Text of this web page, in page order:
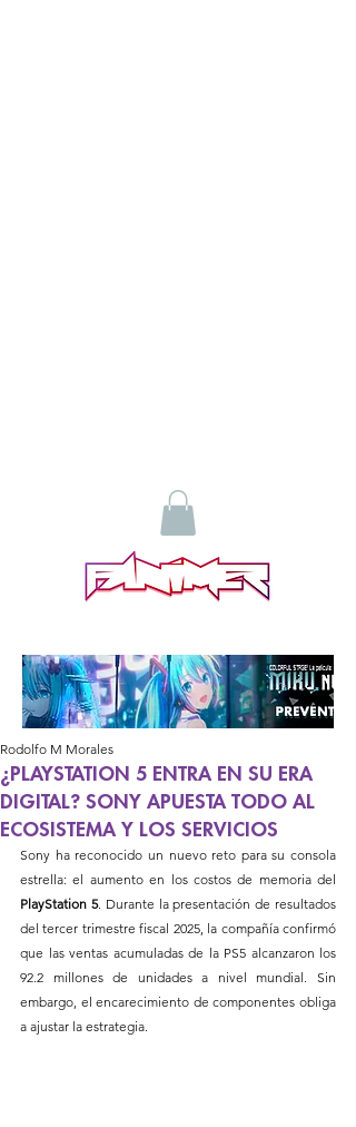
¿PLAYSTATION 5 ENTRA EN SU ERA
DIGITAL? SONY APUESTA TODO AL
ECOSISTEMA Y LOS SERVICIOS
Rodolfo M Morales
Sony ha reconocido un nuevo reto para su consola
PlayStation 5. Durante la presentación de resultados
del tercer trimestre fiscal 2025, la compañía confirmó
que las ventas acumuladas de la PS5 alcanzaron los
92.2 millones de unidades a nivel mundial. Sin
embargo, el encarecimiento de componentes obliga
a ajustar la estrategia.